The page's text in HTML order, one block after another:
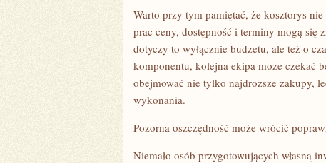
Warto przy tym pamiętać, że kosztorys
prac ceny, dostępność i terminy mogą się
dotyczy to wyłącznie budżetu, ale też o
komponentu, kolejna ekipa może czekać
obejmować nie tylko najdroższe zakupy,
wykonania.
Pozorna oszczędność może wrócić
Niemało osób przygotowujących własną